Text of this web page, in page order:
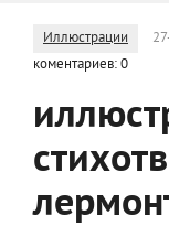
Иллюстрации
коментариев: 0